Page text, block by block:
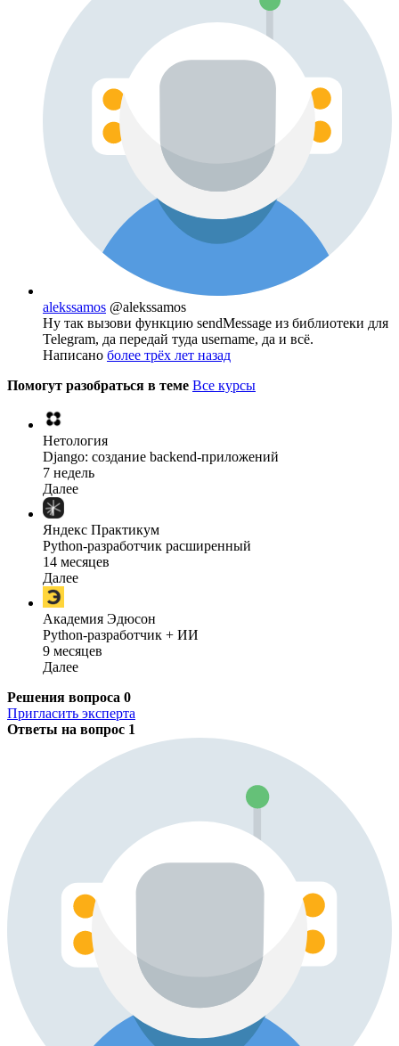
alekssamos @alekssamos
Ну так вызови функцию sendMessage из библиотеки для
Telegram, да передай туда username, да и всё.
Написано более трёх лет назад
Помогут разобраться в теме Все курсы
Нетология
Django: создание backend-приложений
7 недель
Далее
Яндекс Практикум
Python-разработчик расширенный
14 месяцев
Далее
Академия Эдюсон
Python-разработчик + ИИ
9 месяцев
Далее
Решения вопроса 0
Пригласить эксперта
Ответы на вопрос 1